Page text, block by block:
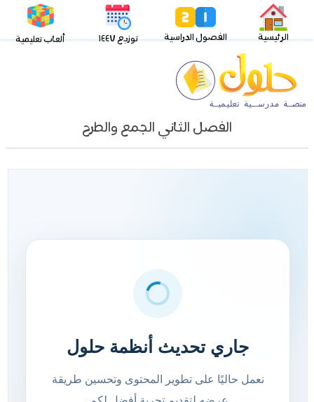
الرئيسية الفصول الدراسية توزيع ١٤٤٧ ألعاب تعليمية
الفصل الثاني الجمع والطرح